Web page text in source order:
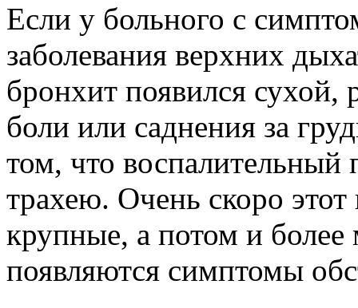
Если у больного с
заболевания верхних
бронхит появился
боли или саднения за
том, что воспалительный
трахею. Очень скоро
крупные, а потом и
появляются симптомы